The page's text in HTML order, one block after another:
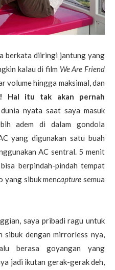
berkata diiringi jantung yang
kalau di film We Are Friend
volume hingga maksimal, dan
Hal itu tak akan pernah
nyata saat saya masuk
adem di dalam gondola
yang digunakan satu buah
AC sentral. 5 menit
berpindah-pindah tempat
yang sibuk mencapture semua
saya pribadi ragu untuk
dengan mirrorless nya,
berasa goyangan yang
jadi ikutan gerak-gerak deh,